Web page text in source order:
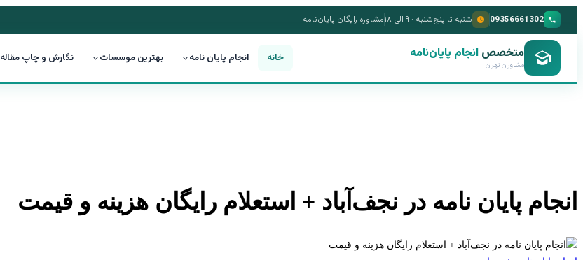
09356661302 شنبه تا پنج‌شنبه · ۹ الی ۱۸ مشاوره رایگان پایان‌نامه
متخصص انجام پایان‌نامه
مشاوران تهران خانه انجام پایان نامه بهترین موسسات نگارش و چاپ مقاله
انجام پایان نامه در نجف‌آباد + استعلام رایگان هزینه و قیمت